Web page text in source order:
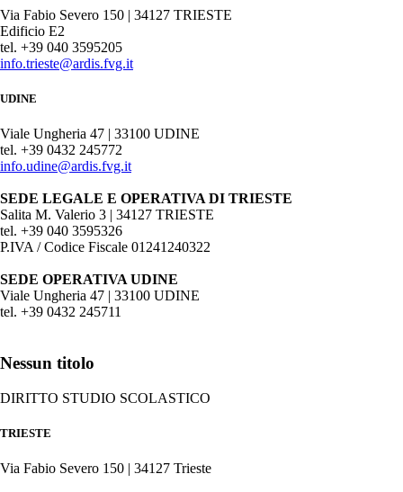
Via Fabio Severo 150 | 34127 TRIESTE
Edificio E2
tel. +39 040 3595205
info.trieste@ardis.fvg.it
UDINE
Viale Ungheria 47 | 33100 UDINE
tel. +39 0432 245772
info.udine@ardis.fvg.it
SEDE LEGALE E OPERATIVA DI TRIESTE
Salita M. Valerio 3 | 34127 TRIESTE
tel. +39 040 3595326
P.IVA / Codice Fiscale 01241240322
SEDE OPERATIVA UDINE
Viale Ungheria 47 | 33100 UDINE
tel. +39 0432 245711
Nessun titolo
DIRITTO STUDIO SCOLASTICO
TRIESTE
Via Fabio Severo 150 | 34127 Trieste